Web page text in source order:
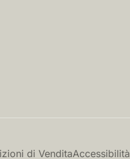
di VenditaAccessibilità